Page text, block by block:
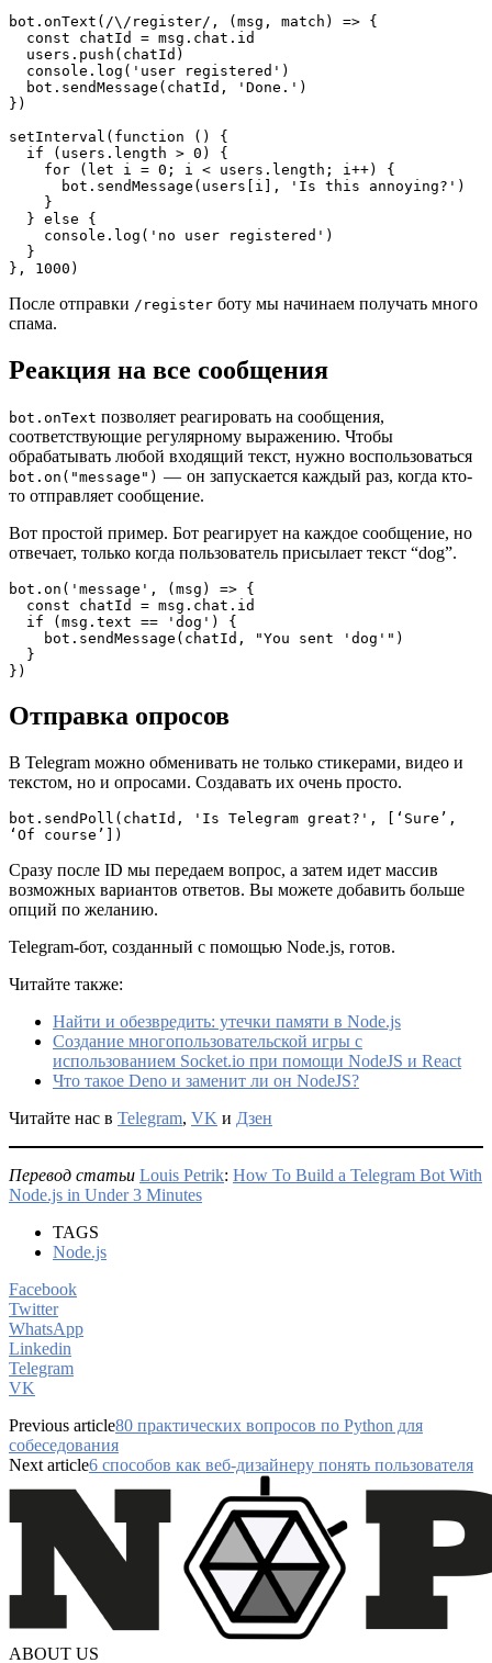
bot.onText(/\/register/, (msg, match) => {
})
setInterval(function () {
}, 1000)
После отправки /register боту мы начинаем получать много
спама.
Реакция на все сообщения
bot.onText позволяет реагировать на сообщения,
соответствующие регулярному выражению. Чтобы
обрабатывать любой входящий текст, нужно воспользоваться
bot.on("message") — он запускается каждый раз, когда кто-
то отправляет сообщение.
Вот простой пример. Бот реагирует на каждое сообщение, но
отвечает, только когда пользователь присылает текст “dog”.
bot.on('message', (msg) => {
})
Отправка опросов
В Telegram можно обменивать не только стикерами, видео и
текстом, но и опросами. Создавать их очень просто.
bot.sendPoll(chatId, 'Is Telegram great?', [‘Sure’,
‘Of course’])
Сразу после ID мы передаем вопрос, а затем идет массив
возможных вариантов ответов. Вы можете добавить больше
опций по желанию.
Telegram-бот, созданный с помощью Node.js, готов.
Читайте также:
Найти и обезвредить: утечки памяти в Node.js
Создание многопользовательской игры с
использованием Socket.io при помощи NodeJS и React
Что такое Deno и заменит ли он NodeJS?
Читайте нас в Telegram, VK и Дзен
Перевод статьи Louis Petrik: How To Build a Telegram Bot With
Node.js in Under 3 Minutes
TAGS
Node.js
Facebook
Twitter
WhatsApp
Linkedin
Telegram
VK
Previous article80 практических вопросов по Python для
собеседования
Next article6 способов как веб-дизайнеру понять пользователя
ABOUT US